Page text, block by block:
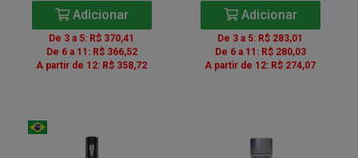
Adicionar
De 3 a 5: R$ 370,41
De 6 a 11: R$ 366,52
A partir de 12: R$ 358,72
Adicionar
De 3 a 5: R$ 283,01
De 6 a 11: R$ 280,03
A partir de 12: R$ 274,07